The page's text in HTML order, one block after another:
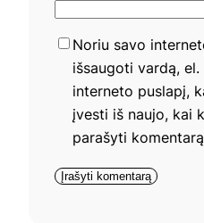
Noriu savo
išsaugoti vardą,
interneto puslapį,
įvesti iš naujo, kai
parašyti